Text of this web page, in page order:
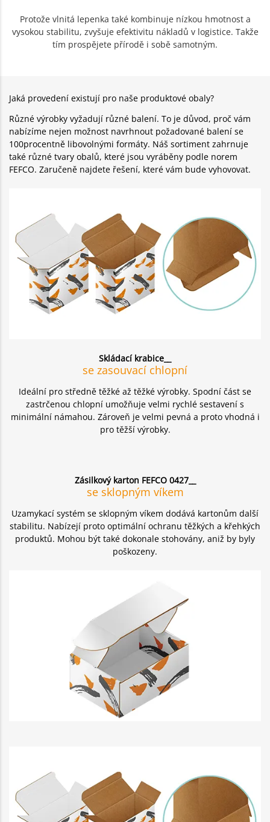
Protože vlnitá lepenka také kombinuje nízkou hmotnost a
vysokou stabilitu, zvyšuje efektivitu nákladů v logistice. Takže
tím prospějete přírodě i sobě samotným.
Jaká provedení existují pro naše produktové obaly?
Různé výrobky vyžadují různé balení. To je důvod, proč vám
nabízíme nejen možnost navrhnout požadované balení se
100procentně libovolnými formáty. Náš sortiment zahrnuje
také různé tvary obalů, které jsou vyráběny podle norem
FEFCO. Zaručeně najdete řešení, které vám bude vyhovovat.
Skládací krabice__
se zasouvací chlopní
Ideální pro středně těžké až těžké výrobky. Spodní část se
zastrčenou chlopní umožňuje velmi rychlé sestavení s
minimální námahou. Zároveň je velmi pevná a proto vhodná i
pro těžší výrobky.
Zásilkový karton FEFCO 0427__
se sklopným víkem
Uzamykací systém se sklopným víkem dodává kartonům další
stabilitu. Nabízejí proto optimální ochranu těžkých a křehkých
produktů. Mohou být také dokonale stohovány, aniž by byly
poškozeny.